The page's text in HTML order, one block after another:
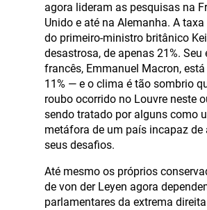
agora lideram as pesquisas na
Unido e até na Alemanha. A
do primeiro-ministro britânico
desastrosa, de apenas 21%. Seu
francês, Emmanuel Macron,
11% — e o clima é tão sombrio
roubo ocorrido no Louvre neste
sendo tratado por alguns como
metáfora de um país incapaz
seus desafios.
Até mesmo os próprios
de von der Leyen agora
parlamentares da extrema